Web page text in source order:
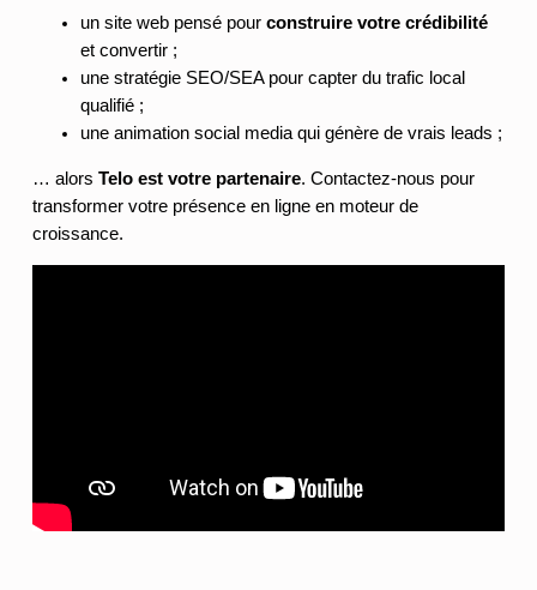
un site web pensé pour construire votre crédibilité
et convertir ;
une stratégie SEO/SEA pour capter du trafic local
qualifié ;
une animation social media qui génère de vrais leads ;
… alors Telo est votre partenaire. Contactez-nous pour
transformer votre présence en ligne en moteur de
croissance.